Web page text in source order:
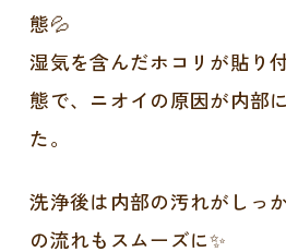
態💦
湿気を含んだホコリが貼り
態で、ニオイの原因が内部
た。
洗浄後は内部の汚れがしっ
の流れもスムーズに✨